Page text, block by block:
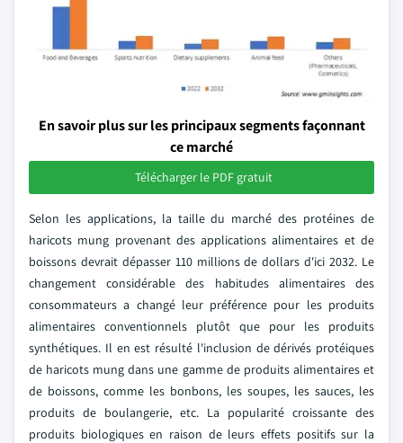
En savoir plus sur les principaux segments façonnant
ce marché
Télécharger le PDF gratuit
Selon les applications, la taille du marché des protéines de
haricots mung provenant des applications alimentaires et de
boissons devrait dépasser 110 millions de dollars d'ici 2032. Le
changement considérable des habitudes alimentaires des
consommateurs a changé leur préférence pour les produits
alimentaires conventionnels plutôt que pour les produits
synthétiques. Il en est résulté l'inclusion de dérivés protéiques
de haricots mung dans une gamme de produits alimentaires et
de boissons, comme les bonbons, les soupes, les sauces, les
produits de boulangerie, etc. La popularité croissante des
produits biologiques en raison de leurs effets positifs sur la